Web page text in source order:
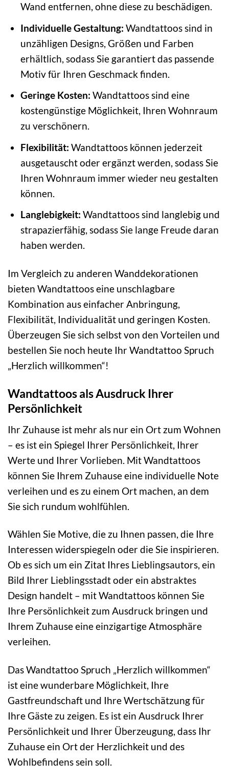
Wand entfernen, ohne diese zu beschädigen.
Individuelle Gestaltung: Wandtattoos sind in
unzähligen Designs, Größen und Farben
erhältlich, sodass Sie garantiert das passende
Motiv für Ihren Geschmack finden.
Geringe Kosten: Wandtattoos sind eine
kostengünstige Möglichkeit, Ihren Wohnraum
zu verschönern.
Flexibilität: Wandtattoos können jederzeit
ausgetauscht oder ergänzt werden, sodass Sie
Ihren Wohnraum immer wieder neu gestalten
können.
Langlebigkeit: Wandtattoos sind langlebig und
strapazierfähig, sodass Sie lange Freude daran
haben werden.
Im Vergleich zu anderen Wanddekorationen
bieten Wandtattoos eine unschlagbare
Kombination aus einfacher Anbringung,
Flexibilität, Individualität und geringen Kosten.
Überzeugen Sie sich selbst von den Vorteilen und
bestellen Sie noch heute Ihr Wandtattoo Spruch
„Herzlich willkommen“!
Wandtattoos als Ausdruck Ihrer
Persönlichkeit
Ihr Zuhause ist mehr als nur ein Ort zum Wohnen
– es ist ein Spiegel Ihrer Persönlichkeit, Ihrer
Werte und Ihrer Vorlieben. Mit Wandtattoos
können Sie Ihrem Zuhause eine individuelle Note
verleihen und es zu einem Ort machen, an dem
Sie sich rundum wohlfühlen.
Wählen Sie Motive, die zu Ihnen passen, die Ihre
Interessen widerspiegeln oder die Sie inspirieren.
Ob es sich um ein Zitat Ihres Lieblingsautors, ein
Bild Ihrer Lieblingsstadt oder ein abstraktes
Design handelt – mit Wandtattoos können Sie
Ihre Persönlichkeit zum Ausdruck bringen und
Ihrem Zuhause eine einzigartige Atmosphäre
verleihen.
Das Wandtattoo Spruch „Herzlich willkommen“
ist eine wunderbare Möglichkeit, Ihre
Gastfreundschaft und Ihre Wertschätzung für
Ihre Gäste zu zeigen. Es ist ein Ausdruck Ihrer
Persönlichkeit und Ihrer Überzeugung, dass Ihr
Zuhause ein Ort der Herzlichkeit und des
Wohlbefindens sein soll.